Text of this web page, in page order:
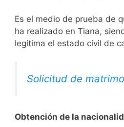
Es el medio de prueba de
ha realizado en Tiana,
legitima el estado civil de
Solicitud de
Obtención de la